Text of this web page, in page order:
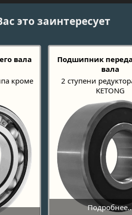
это заинтересует
вала
кроме
Подшипник
вала
2 ступени
KETONG